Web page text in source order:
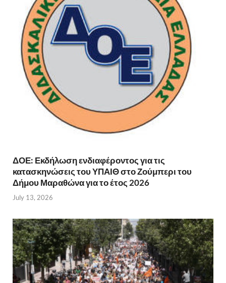
ΔΟΕ: Εκδήλωση ενδιαφέροντος για τις
κατασκηνώσεις του ΥΠΑΙΘ στο Ζούμπερι του
Δήμου Μαραθώνα για το έτος 2026
July 13, 2026